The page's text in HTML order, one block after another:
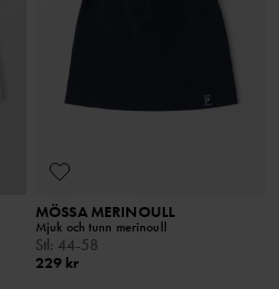
MÖSSA MERINOULL
Mjuk och tunn merinoull
Stl: 44-58
229 kr